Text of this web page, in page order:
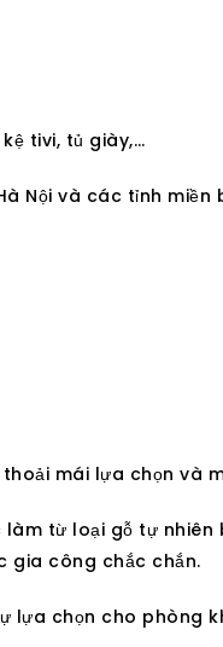
tivi, tủ giày,…
Nội và các tỉnh miền
mái lựa chọn và
từ loại gỗ tự
gia công chắc chắn.
lựa chọn cho phòng